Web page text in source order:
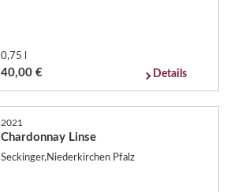
0,75 l
40,00 € Details
2021
Chardonnay Linse
Seckinger,Niederkirchen Pfalz